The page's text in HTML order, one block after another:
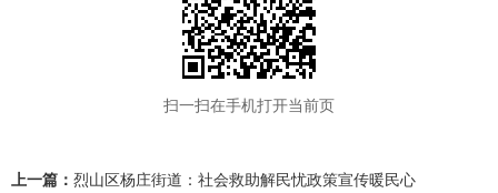
扫一扫在手机打开当前页
上一篇： 烈山区杨庄街道：社会救助解民忧政策宣传暖民心